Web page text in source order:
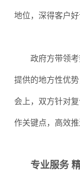
地位，深得客户好
政府方带领考
提供的地方性优
会上，双方针对
作关键点，高效推
专业服务